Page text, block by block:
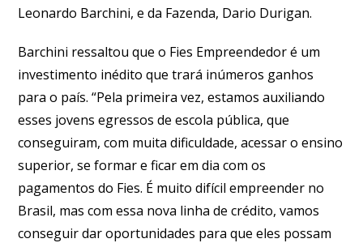
Leonardo Barchini, e da Fazenda, Dario Durigan.
Barchini ressaltou que o Fies Empreendedor é um
investimento inédito que trará inúmeros ganhos
para o país. “Pela primeira vez, estamos auxiliando
esses jovens egressos de escola pública, que
conseguiram, com muita dificuldade, acessar o ensino
superior, se formar e ficar em dia com os
pagamentos do Fies. É muito difícil empreender no
Brasil, mas com essa nova linha de crédito, vamos
conseguir dar oportunidades para que eles possam